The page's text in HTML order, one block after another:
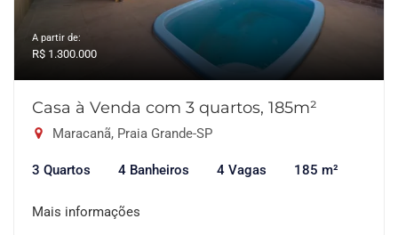
A partir de:
R$ 1.300.000
Casa à Venda com 3 quartos, 185m²
Maracanã, Praia Grande-SP
3 Quartos 4 Banheiros 4 Vagas 185 m²
Mais informações